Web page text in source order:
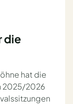
die
hat die
2025/2026